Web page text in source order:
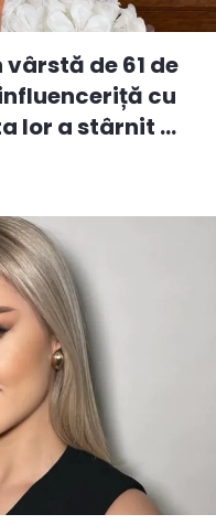
de 61 de
cu
lor a stârnit ...